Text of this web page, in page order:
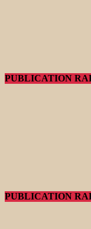
PUBLICATION
PUBLICATION